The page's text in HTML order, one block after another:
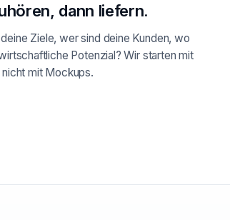
dann liefern.
Ziele, wer sind deine Kunden, wo
Potenzial? Wir starten mit
nicht mit Mockups.